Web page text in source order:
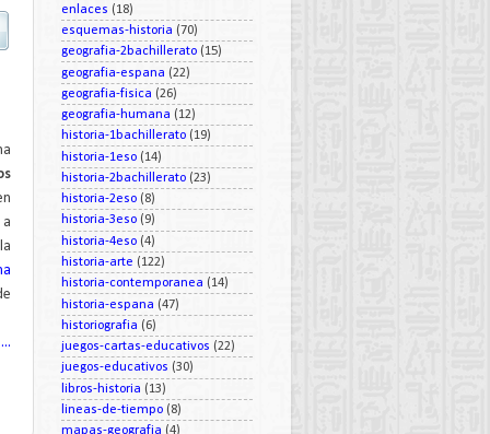
a
enlaces (18)
esquemas-historia (70)
geografia-2bachillerato (15)
geografia-espana (22)
geografia-fisica (26)
geografia-humana (12)
historia-1bachillerato (19)
historia-1eso (14)
historia-2bachillerato (23)
historia-2eso (8)
historia-3eso (9)
historia-4eso (4)
historia-arte (122)
historia-contemporanea (14)
historia-espana (47)
historiografia (6)
juegos-cartas-educativos (22)
juegos-educativos (30)
libros-historia (13)
lineas-de-tiempo (8)
mapas-geografia (4)